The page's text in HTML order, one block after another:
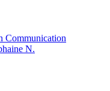
Communication
N.